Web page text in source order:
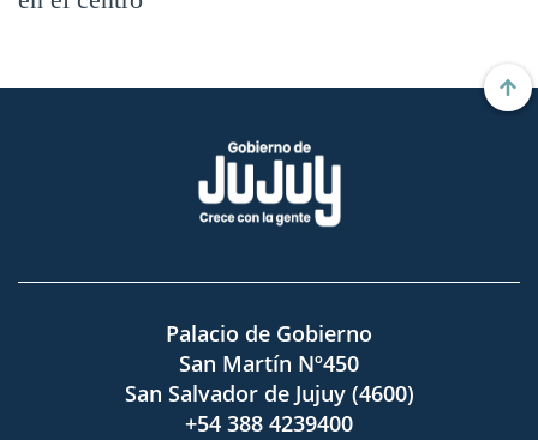
Palacio de Gobierno
San Martín Nº450
San Salvador de Jujuy (4600)
+54 388 4239400